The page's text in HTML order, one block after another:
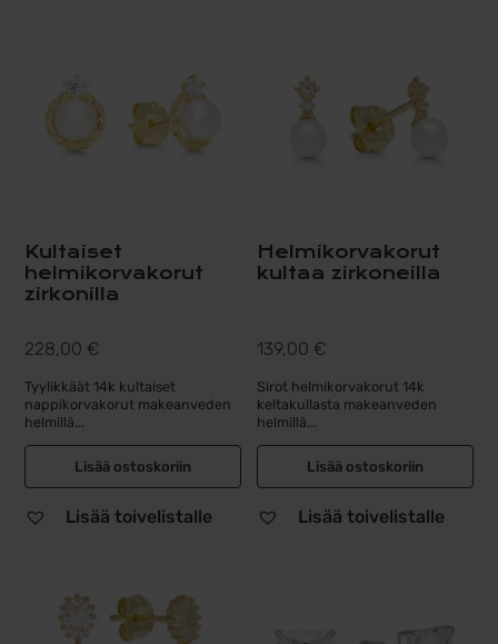
Kultaiset
helmikorvakorut
zirkonilla
228,00 €
Tyylikkäät 14k kultaiset
nappikorvakorut makeanveden
helmillä...
Lisää ostoskoriin
Lisää toivelistalle
Helmikorvakorut
kultaa zirkoneilla
139,00 €
Sirot helmikorvakorut 14k
keltakullasta makeanveden
helmillä...
Lisää ostoskoriin
Lisää toivelistalle